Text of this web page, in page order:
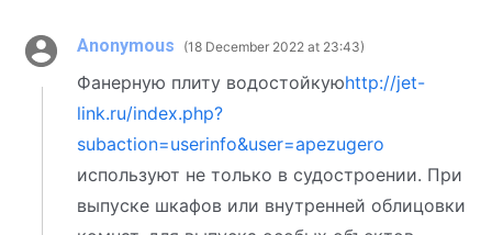
Anonymous 18 December 2022 at 23:43
Фанерную плиту водостойкуюhttp://jet-
link.ru/index.php?
subaction=userinfo&user=apezugero
используют не только в судостроении. При
выпуске шкафов или внутренней облицовки